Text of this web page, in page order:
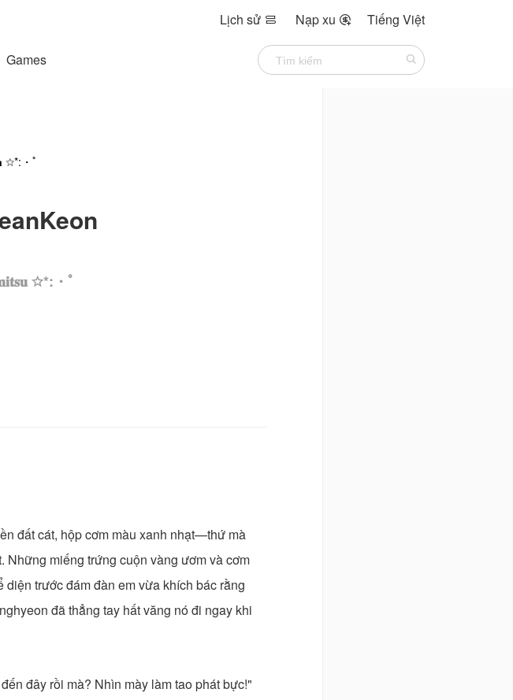
Lịch sử  Nạp xu  Tiếng Việt
Games
☆*:・ﾟ
đất cát, hộp cơm màu xanh nhạt—thứ mà
Những miếng trứng cuộn vàng ươm và cơm
trước đám đàn em vừa khích bác rằng
đã thẳng tay hất văng nó đi ngay khi
đây rồi mà? Nhìn mày làm tao phát bực!"